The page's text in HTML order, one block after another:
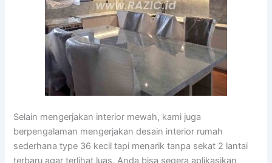
Selain mengerjakan interior mewah, kami juga
berpengalaman mengerjakan desain interior rumah
sederhana type 36 kecil tapi menarik tanpa sekat 2 lantai
terbaru agar terlihat luas. Anda bisa segera aplikasikan